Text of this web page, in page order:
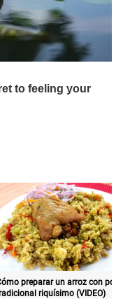
preparar un arroz con pollo
riquísimo (VIDEO)